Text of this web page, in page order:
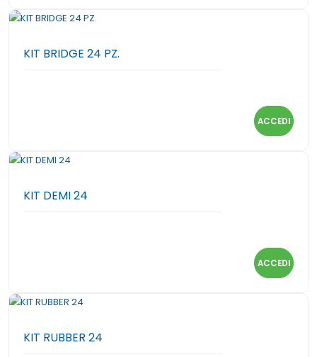
KIT BRIDGE 24 PZ.
ACCEDI
KIT DEMI 24
ACCEDI
KIT RUBBER 24